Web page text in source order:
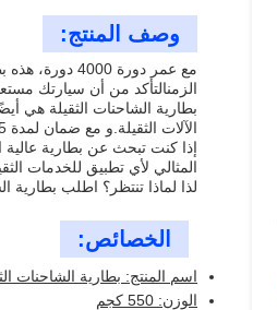
وصف المنتج:
مع عمر دورة
الزمنالتأكد من أن سيارتك
بطارية الشاحنات الثقيلة هي
الآلات الثقيلة.و مع ضمان لمدة 5 سنوات، يمكنك أن تكون واثقًا أن هذه البطارية ستقدم أداءً موثوقًا لسنوات قادمة.
إذا كنت تبحث عن بطارية عالية
المثالي لأي تطبيق للخدمات
لذا لماذا تنتظر؟ اطلب بطارية
الخصائص:
اسم المنتج: بطارية الشاحنات
الوزن: 550 كجم